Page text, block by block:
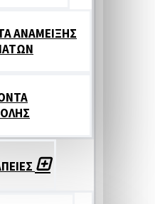
ΑΝΑΜΕΙΞΗΣ